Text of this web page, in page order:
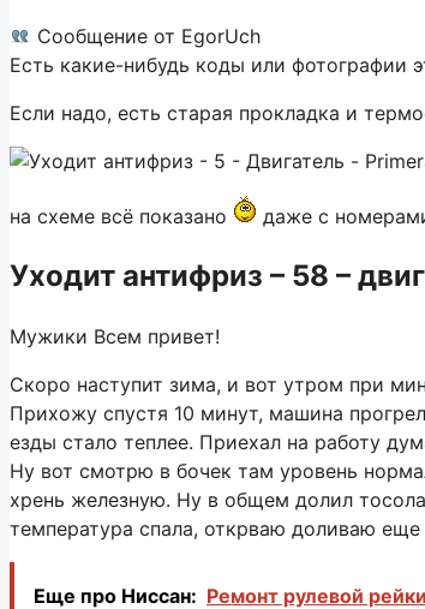
Сообщение от EgorUch
Есть какие-нибудь коды или фотографии
Если надо, есть старая прокладка и
на схеме всё показано даже с
Уходит антифриз – 58 –
Мужики Всем привет!
Скоро наступит зима, и вот утром при
Прихожу спустя 10 минут, машина
езды стало теплее. Приехал на работу
Ну вот смотрю в бочек там уровень
хрень железную. Ну в общем долил
температура спала, открваю доливаю
Еще про Ниссан: Ремонт рулевой